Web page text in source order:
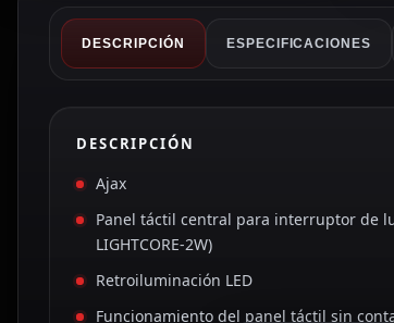
DESCRIPCIÓN ESPECIFICACIONES
DESCRIPCIÓN
Ajax
Panel táctil central para interruptor de
LIGHTCORE-2W)
Retroiluminación LED
Funcionamiento del panel táctil sin